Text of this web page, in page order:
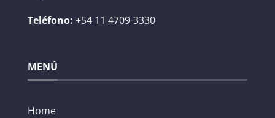
Teléfono: +54 11 4709-3330
MENÚ
Home